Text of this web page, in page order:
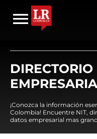
¡Conozca la información
Colombia! Encuentre NIT,
datos empresarial mas